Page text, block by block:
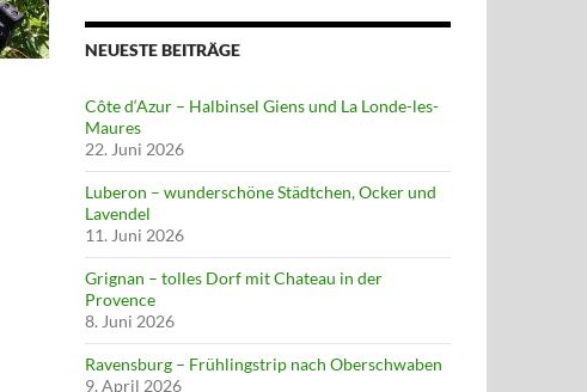
NEUESTE BEITRÄGE
Côte d‘Azur – Halbinsel Giens und La Londe-les-
Maures
22. Juni 2026
Luberon – wunderschöne Städtchen, Ocker und
Lavendel
11. Juni 2026
Grignan – tolles Dorf mit Chateau in der
Provence
8. Juni 2026
Ravensburg – Frühlingstrip nach Oberschwaben
9. April 2026